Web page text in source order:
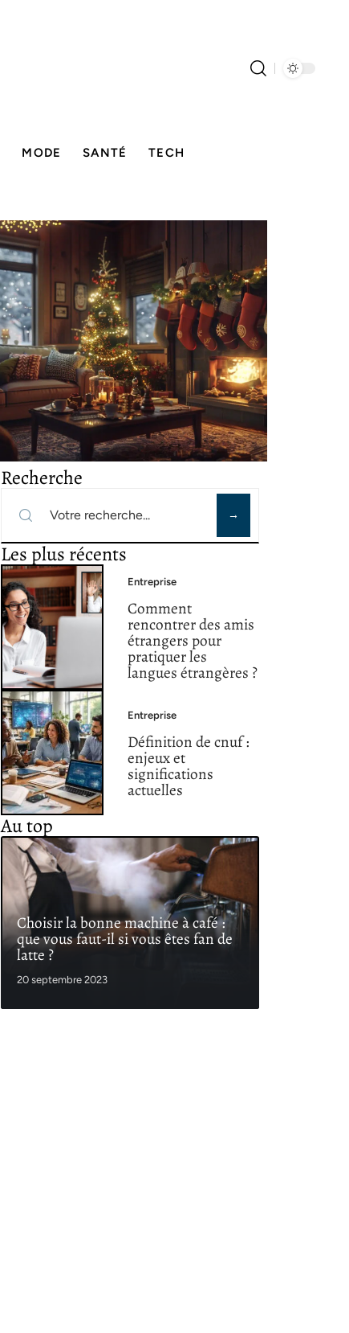
MODE SANTÉ TECH
Recherche
Les plus récents
Entreprise
Comment
rencontrer des amis
étrangers pour
pratiquer les
langues étrangères ?
Entreprise
Définition de cnuf :
enjeux et
significations
actuelles
Au top
Choisir la bonne machine à café :
que vous faut-il si vous êtes fan de
latte ?
20 septembre 2023